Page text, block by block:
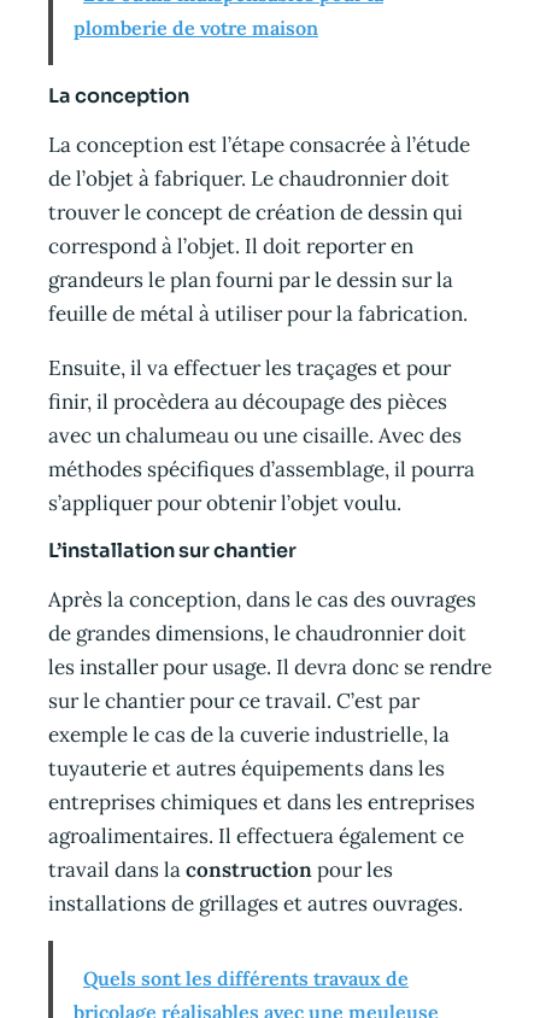
plomberie de votre maison
La conception
La conception est l’étape consacrée à l’étude
de l’objet à fabriquer. Le chaudronnier doit
trouver le concept de création de dessin qui
correspond à l’objet. Il doit reporter en
grandeurs le plan fourni par le dessin sur la
feuille de métal à utiliser pour la fabrication.
Ensuite, il va effectuer les traçages et pour
finir, il procèdera au découpage des pièces
avec un chalumeau ou une cisaille. Avec des
méthodes spécifiques d’assemblage, il pourra
s’appliquer pour obtenir l’objet voulu.
L’installation sur chantier
Après la conception, dans le cas des ouvrages
de grandes dimensions, le chaudronnier doit
les installer pour usage. Il devra donc se rendre
sur le chantier pour ce travail. C’est par
exemple le cas de la cuverie industrielle, la
tuyauterie et autres équipements dans les
entreprises chimiques et dans les entreprises
agroalimentaires. Il effectuera également ce
travail dans laconstructionpour les
installations de grillages et autres ouvrages.
Quels sont les différents travaux de
bricolage réalisables avec une meuleuse